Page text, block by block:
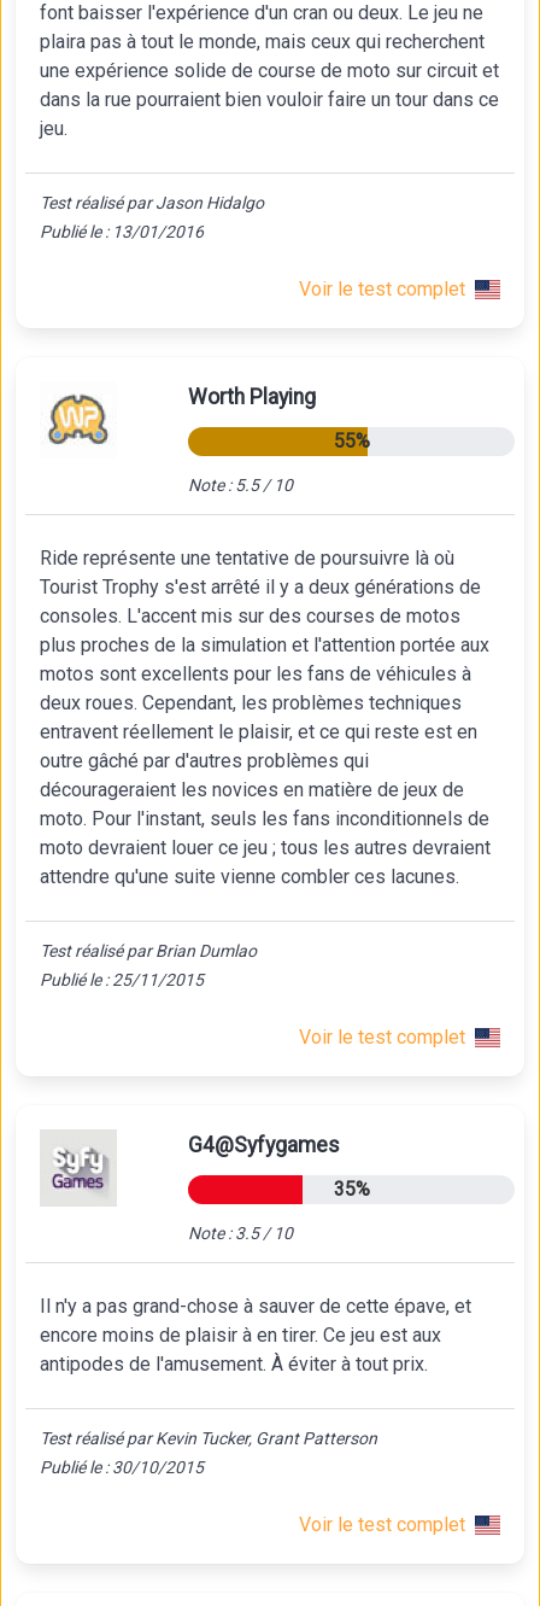
font baisser l'expérience d'un cran ou deux. Le jeu ne
plaira pas à tout le monde, mais ceux qui recherchent
une expérience solide de course de moto sur circuit et
dans la rue pourraient bien vouloir faire un tour dans ce
jeu.
Test réalisé par Jason Hidalgo
Publié le : 13/01/2016
Voir le test complet
Worth Playing
55%
Note : 5.5 / 10
Ride représente une tentative de poursuivre là où
Tourist Trophy s'est arrêté il y a deux générations de
consoles. L'accent mis sur des courses de motos
plus proches de la simulation et l'attention portée aux
motos sont excellents pour les fans de véhicules à
deux roues. Cependant, les problèmes techniques
entravent réellement le plaisir, et ce qui reste est en
outre gâché par d'autres problèmes qui
décourageraient les novices en matière de jeux de
moto. Pour l'instant, seuls les fans inconditionnels de
moto devraient louer ce jeu ; tous les autres devraient
attendre qu'une suite vienne combler ces lacunes.
Test réalisé par Brian Dumlao
Publié le : 25/11/2015
Voir le test complet
G4@Syfygames
35%
Note : 3.5 / 10
Il n'y a pas grand-chose à sauver de cette épave, et
encore moins de plaisir à en tirer. Ce jeu est aux
antipodes de l'amusement. À éviter à tout prix.
Test réalisé par Kevin Tucker, Grant Patterson
Publié le : 30/10/2015
Voir le test complet